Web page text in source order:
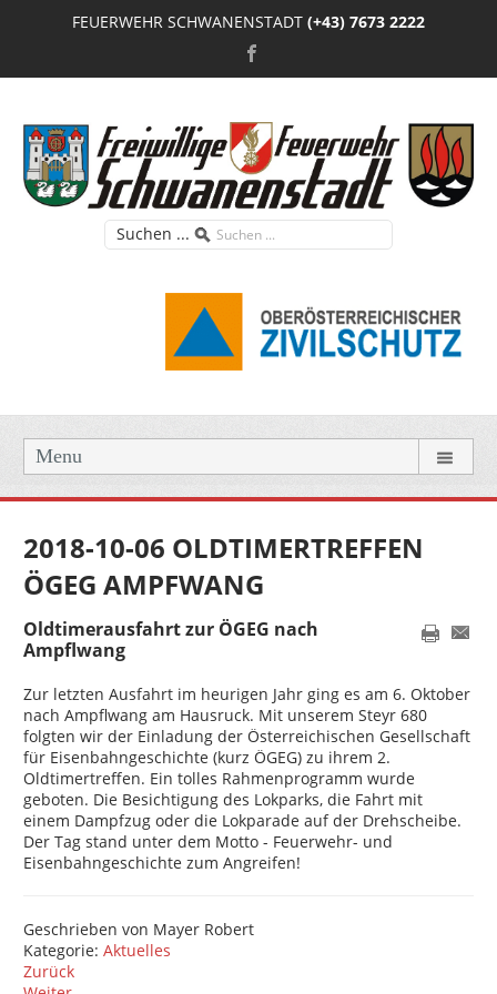
FEUERWEHR SCHWANENSTADT (+43) 7673 2222
Suchen ...
Menu
2018-10-06 OLDTIMERTREFFEN
ÖGEG AMPFWANG
Oldtimerausfahrt zur ÖGEG nach
Ampflwang
Zur letzten Ausfahrt im heurigen Jahr ging es am 6. Oktober
nach Ampflwang am Hausruck. Mit unserem Steyr 680
folgten wir der Einladungder Österreichischen Gesellschaft
für Eisenbahngeschichte (kurz ÖGEG) zu ihrem 2.
Oldtimertreffen. Ein tolles Rahmenprogramm wurde
geboten. Die Besichtigung des Lokparks, die Fahrt mit
einem Dampfzug oder die Lokparade auf der Drehscheibe.
Der Tag stand unter dem Motto - Feuerwehr- und
Eisenbahngeschichte zum Angreifen!
Geschrieben von Mayer Robert
Kategorie:Aktuelles
Zurück